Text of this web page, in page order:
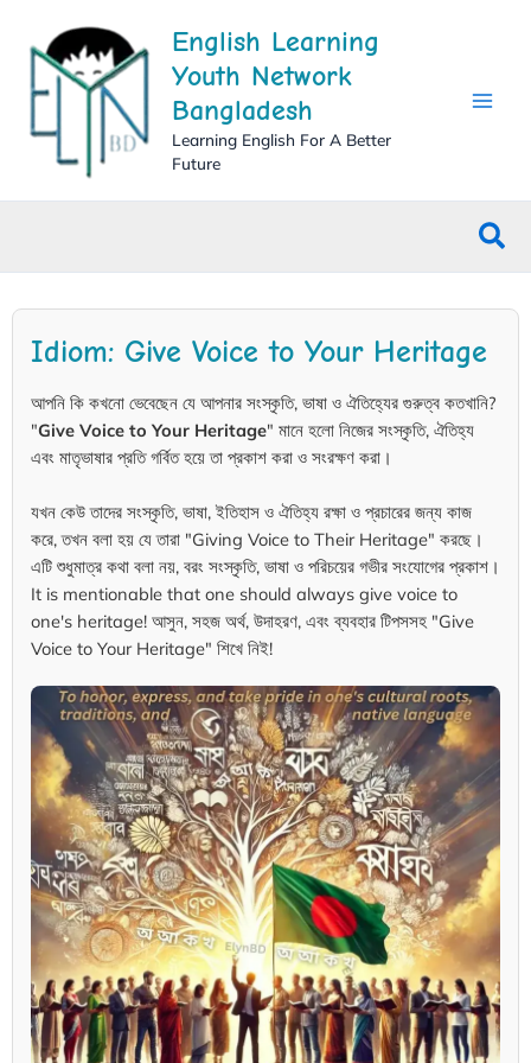
content
English Learning
Youth Network
Bangladesh
Learning English For A Better
Future
Idiom: Give Voice to Your Heritage
আপনি কি কখনো ভেবেছেন যে আপনার সংস্কৃতি, ভাষা ও ঐতিহ্যের গুরুত্ব কতখানি?
"Give Voice to Your Heritage" মানে হলো নিজের সংস্কৃতি, ঐতিহ্য
এবং মাতৃভাষার প্রতি গর্বিত হয়ে তা প্রকাশ করা ও সংরক্ষণ করা।
যখন কেউ তাদের সংস্কৃতি, ভাষা, ইতিহাস ও ঐতিহ্য রক্ষা ও প্রচারের জন্য কাজ
করে, তখন বলা হয় যে তারা "Giving Voice to Their Heritage" করছে।
এটি শুধুমাত্র কথা বলা নয়, বরং সংস্কৃতি, ভাষা ও পরিচয়ের গভীর সংযোগের প্রকাশ।
It is mentionable that one should always give voice to
one's heritage! আসুন, সহজ অর্থ, উদাহরণ, এবং ব্যবহার টিপসসহ "Give
Voice to Your Heritage" শিখে নিই!